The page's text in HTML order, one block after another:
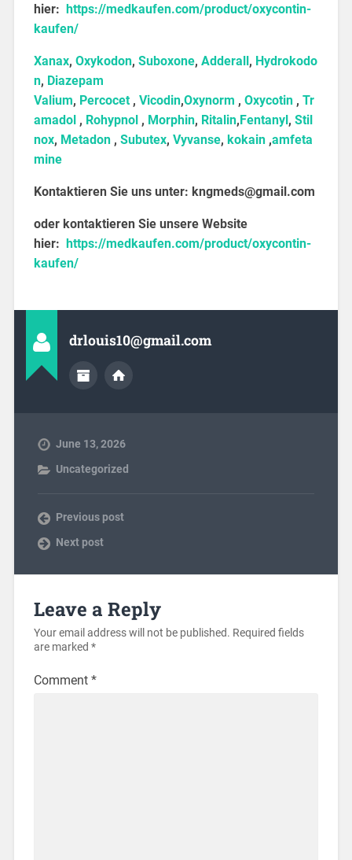
hier: https://medkaufen.com/product/oxycontin-
kaufen/
Xanax, Oxykodon, Suboxone, Adderall, Hydrokodo
n, Diazepam
Valium, Percocet, Vicodin,Oxynorm , Oxycotin, Tr
amadol, Rohypnol, Morphin, Ritalin,Fentanyl, Stil
nox, Metadon, Subutex, Vyvanse, kokain,amfeta
mine
Kontaktieren Sie uns unter: kngmeds@gmail.com
oder kontaktieren Sie unsere Website
hier: https://medkaufen.com/product/oxycontin-
kaufen/
drlouis10@gmail.com
June 13, 2026
Uncategorized
Previous post
Next post
Leave a Reply
Your email address will not be published. Required fields
are marked *
Comment *